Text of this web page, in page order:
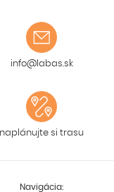
info@labas.sk
naplánujte si trasu
Navigácia: